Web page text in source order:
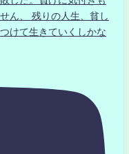
ん、 残りの人生、貧し
けて生きていくしかな